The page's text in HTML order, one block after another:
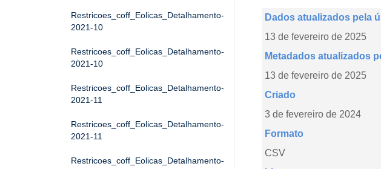
Restricoes_coff_Eolicas_Detalhamento-
2021-10
Restricoes_coff_Eolicas_Detalhamento-
2021-10
Restricoes_coff_Eolicas_Detalhamento-
2021-11
Restricoes_coff_Eolicas_Detalhamento-
2021-11
Restricoes_coff_Eolicas_Detalhamento-
Dados atualizados pela
13 de fevereiro de 2025
Metadados atualizados
13 de fevereiro de 2025
Criado
3 de fevereiro de 2024
Formato
CSV